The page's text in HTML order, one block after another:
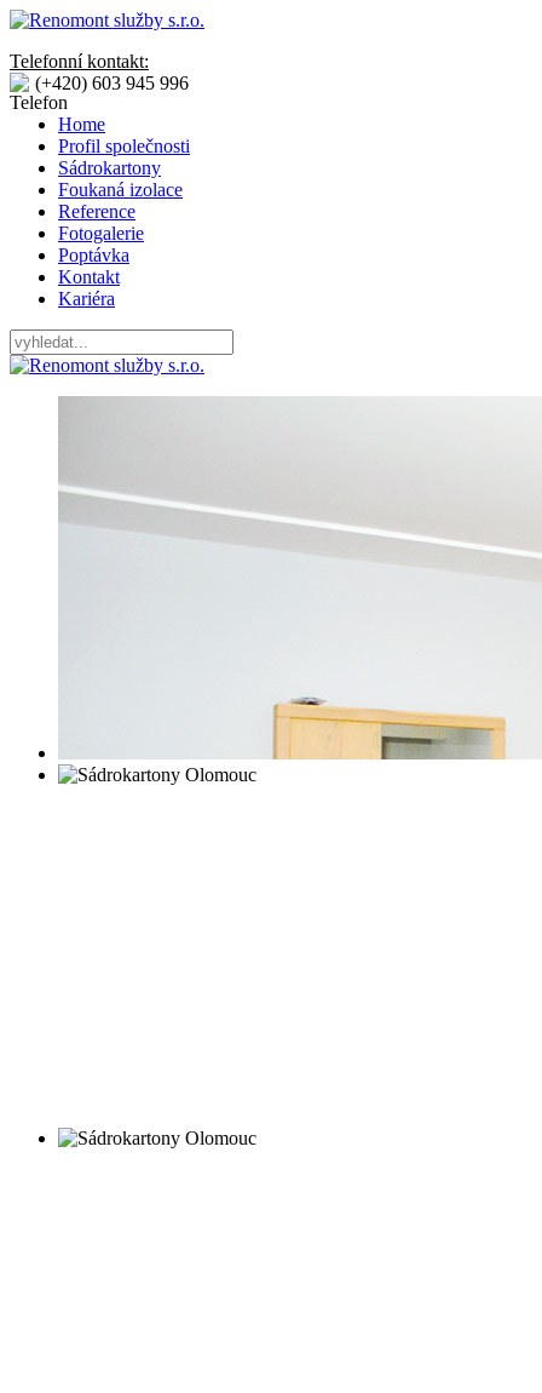
Telefonní kontakt:
(+420) 603 945 996
Home
Profil společnosti
Sádrokartony
Foukaná izolace
Reference
Fotogalerie
Poptávka
Kontakt
Kariéra